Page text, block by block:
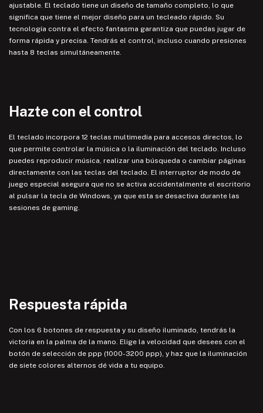
ajustable. El teclado tiene un diseño de tamaño completo, lo que
significa que tiene el mejor diseño para un tecleado rápido. Su
tecnología contra el efecto fantasma garantiza que puedas jugar de
forma rápida y precisa. Tendrás el control, incluso cuando presiones
hasta 8 teclas simultáneamente.
Hazte con el control
El teclado incorpora 12 teclas multimedia para accesos directos, lo
que permite controlar la música o la iluminación del teclado. Incluso
puedes reproducir música, realizar una búsqueda o cambiar páginas
directamente con las teclas del teclado. El interruptor de modo de
juego especial asegura que no se activa accidentalmente el escritorio
al pulsar la tecla de Windows, ya que esta se desactiva durante las
sesiones de gaming.
Respuesta rápida
Con los 6 botones de respuesta y su diseño iluminado, tendrás la
victoria en la palma de la mano. Elige la velocidad que desees con el
botón de selección de ppp (1000-3200 ppp), y haz que la iluminación
de siete colores alternos dé vida a tu equipo.